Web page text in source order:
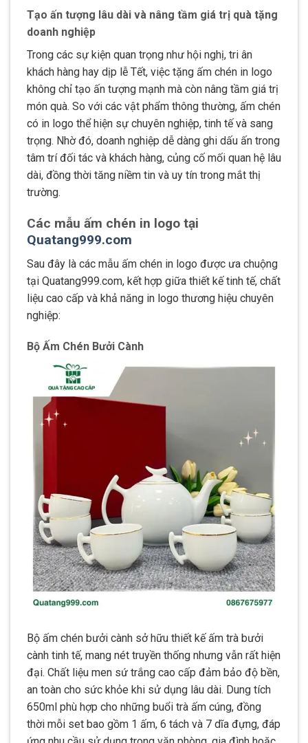
Tạo ấn tượng lâu dài và nâng tầm giá trị quà tặng
doanh nghiệp
Trong các sự kiện quan trọng như hội nghị, tri ân
khách hàng hay dịp lễ Tết, việc tặng ấm chén in logo
không chỉ tạo ấn tượng mạnh mà còn nâng tầm giá trị
món quà. So với các vật phẩm thông thường, ấm chén
có in logo thể hiện sự chuyên nghiệp, tinh tế và sang
trọng. Nhờ đó, doanh nghiệp dễ dàng ghi dấu ấn trong
tâm trí đối tác và khách hàng, củng cố mối quan hệ lâu
dài, đồng thời tăng niềm tin và uy tín trong mắt thị
trường.
Các mẫu ấm chén in logo tại
Quatang999.com
Sau đây là các mẫu ấm chén in logo được ưa chuộng
tại Quatang999.com, kết hợp giữa thiết kế tinh tế, chất
liệu cao cấp và khả năng in logo thương hiệu chuyên
nghiệp:
Bộ Ấm Chén Bưởi Cành
Bộ ấm chén bưởi cành sở hữu thiết kế ấm trà bưởi
cành tinh tế, mang nét truyền thống nhưng vẫn rất hiện
đại. Chất liệu men sứ trắng cao cấp đảm bảo độ bền,
an toàn cho sức khỏe khi sử dụng lâu dài. Dung tích
650ml phù hợp cho những buổi trà ấm cúng, đồng
thời mỗi set bao gồm 1 ấm, 6 tách và 7 dĩa đựng, đáp